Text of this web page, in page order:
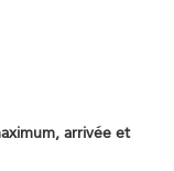
arrivée et